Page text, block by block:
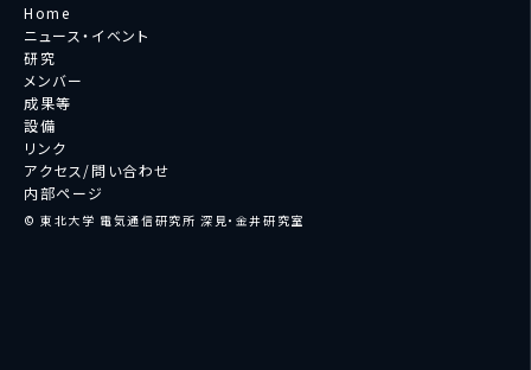
Home
ニュース・イベント
研究
メンバー
成果等
設備
リンク
アクセス/問い合わせ
内部ページ
© 東北大学 電気通信研究所 深見・金井研究室